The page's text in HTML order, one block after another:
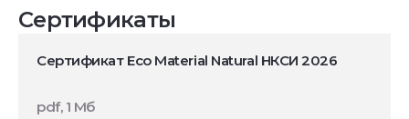
Сертификаты
Сертификат Eco Material Natural НКСИ 2026
pdf, 1 Мб